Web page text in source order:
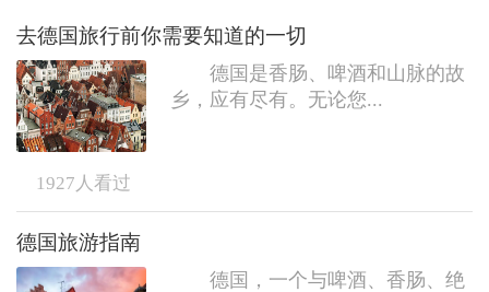
去德国旅行前你需要知道的一切
德国是香肠、啤酒和山脉的故
乡，应有尽有。无论您...
1927 人看过
德国旅游指南
德国，一个与啤酒、香肠、绝